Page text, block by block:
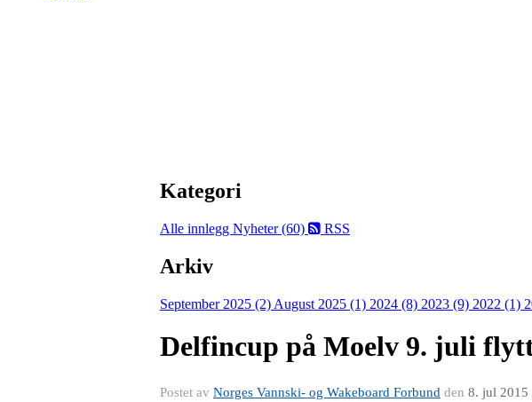
Kategori
Alle innlegg Nyheter (60) RSS
Arkiv
September 2025 (2) August 2025 (1) 2024 (8) 2023 (9) 2022 (1)
Delfincup på Moelv 9. juli
Postet av Norges Vannski- og Wakeboard Forbund den 8. jul 2015